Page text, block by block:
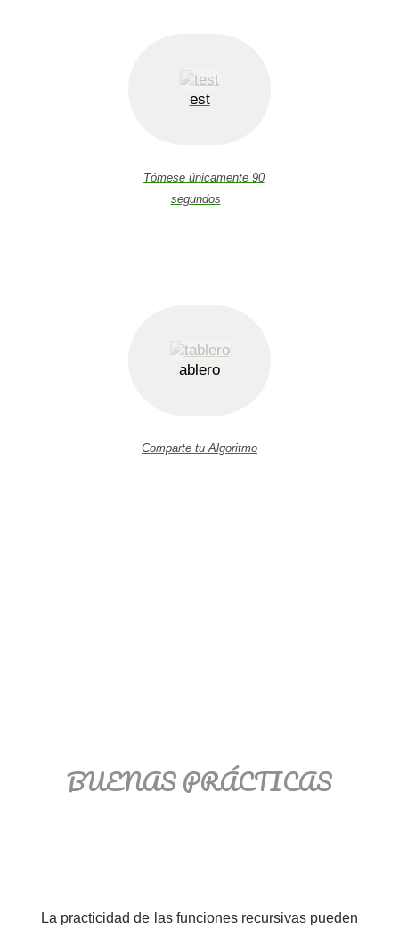
est
Tómese únicamente 90
segundos
ablero
Comparte tu Algoritmo
BUENAS PRÁCTICAS
La practicidad de las funciones recursivas pueden